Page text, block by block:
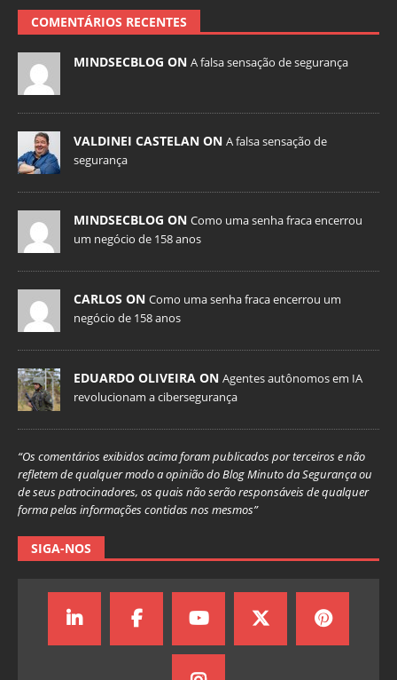
COMENTÁRIOS RECENTES
MINDSECBLOG ON A falsa sensação de segurança
VALDINEI CASTELAN ON A falsa sensação de
segurança
MINDSECBLOG ON Como uma senha fraca encerrou
um negócio de 158 anos
CARLOS ON Como uma senha fraca encerrou um
negócio de 158 anos
EDUARDO OLIVEIRA ON Agentes autônomos em IA
revolucionam a cibersegurança
“Os comentários exibidos acima foram publicados por terceiros e não
refletem de qualquer modo a opinião do Blog Minuto da Segurança ou
de seus patrocinadores, os quais não serão responsáveis de qualquer
forma pelas informações contidas nos mesmos”
SIGA-NOS